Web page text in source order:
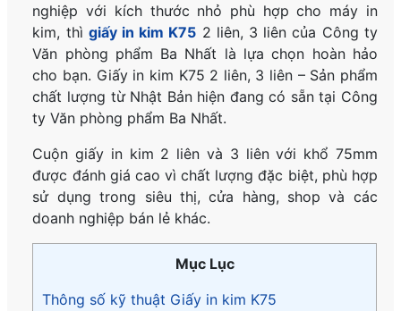
nghiệp với kích thước nhỏ phù hợp cho máy in
kim, thì giấy in kim K75 2 liên, 3 liên của Công ty
Văn phòng phẩm Ba Nhất là lựa chọn hoàn hảo
cho bạn. Giấy in kim K75 2 liên, 3 liên – Sản phẩm
chất lượng từ Nhật Bản hiện đang có sẵn tại Công
ty Văn phòng phẩm Ba Nhất.
Cuộn giấy in kim 2 liên và 3 liên với khổ 75mm
được đánh giá cao vì chất lượng đặc biệt, phù hợp
sử dụng trong siêu thị, cửa hàng, shop và các
doanh nghiệp bán lẻ khác.
Mục Lục
Thông số kỹ thuật Giấy in kim K75